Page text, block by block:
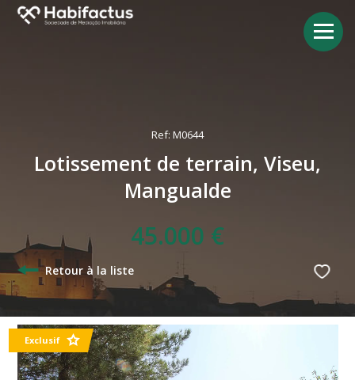
Ref: M0644
Lotissement de terrain, Viseu,
Mangualde
45.000 €
Retour à la liste
Exclusif